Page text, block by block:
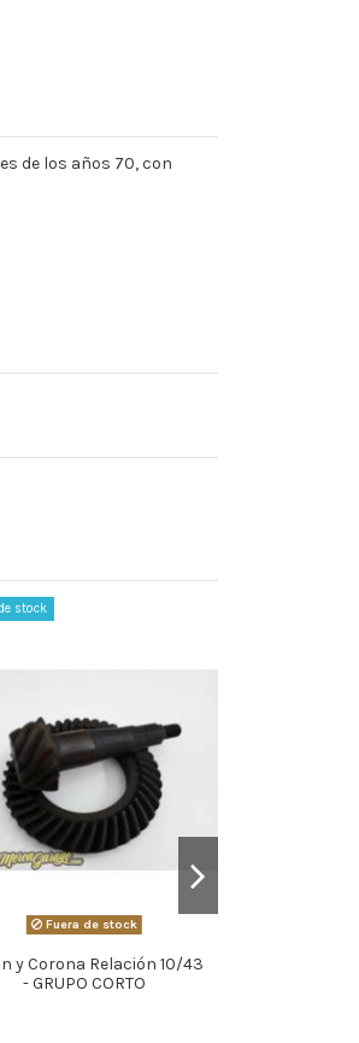
de los años 70, con
stock
Fuera de stock
y Corona Relación 10/43
- GRUPO CORTO